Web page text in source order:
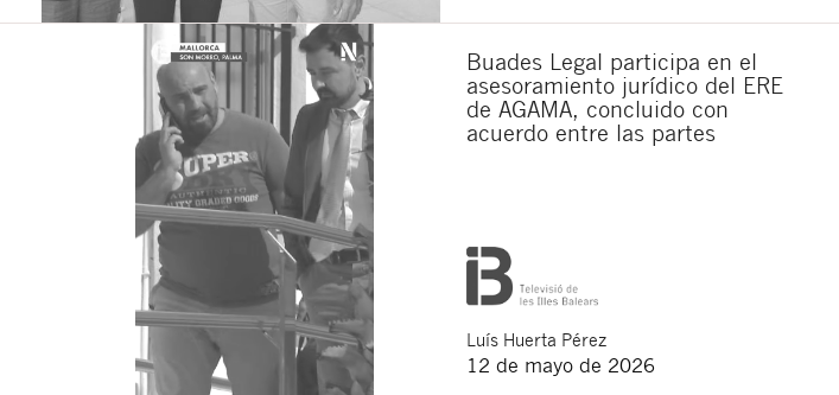
Buades Legal participa en el
asesoramiento jurídico del ERE
de AGAMA, concluido con
acuerdo entre las partes
Luís Huerta Pérez
12 de mayo de 2026